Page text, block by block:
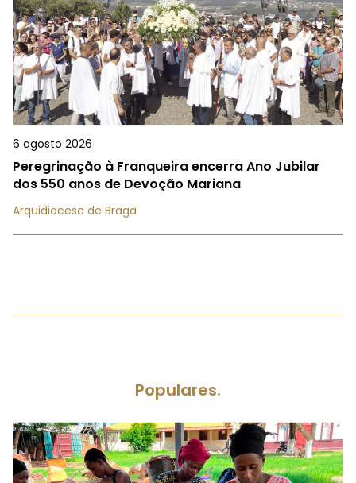
6 agosto 2026
Peregrinação à Franqueira encerra Ano Jubilar
dos 550 anos de Devoção Mariana
Arquidiocese de Braga
Populares.